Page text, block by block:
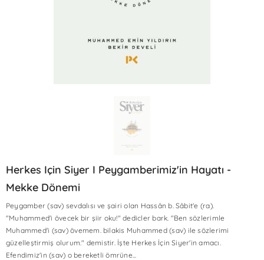
Herkes Için Siyer I Peygamberimiz'in Hayatı -
Mekke Dönemi
Peygamber (sav) sevdalısı ve şairi olan Hassân b. Sâbit'e (ra).
"Muhammed'i övecek bir şiir oku!" dedicler bark. "Ben sözlerimle
Muhammed'i (sav) övemem. bilakis Muhammed (sav) ile sözlerimi
güzelleştirmiş olurum." demistir. İşte Herkes İçin Siyer'in amacı.
Efendimiz'in (sav) o bereketli ömrüne...
Sale Sale Sale Sale Sale Sale Sale Sale Sale